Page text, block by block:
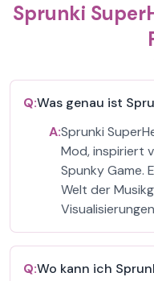
Sprunki
Q:Was genau ist
A:Sprunki
Mod, inspiriert
Spunky Game.
Welt der
Q:Wo kann ich